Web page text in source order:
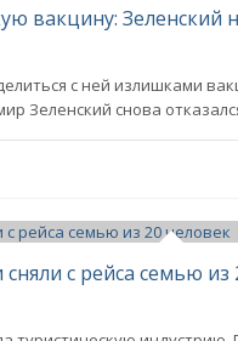
с ней излишками
Зеленский снова
с рейса семью из